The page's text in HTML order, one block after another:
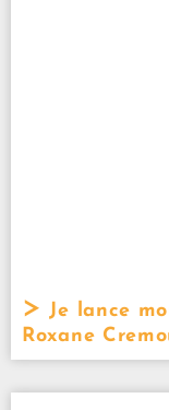
Je lance
Roxane